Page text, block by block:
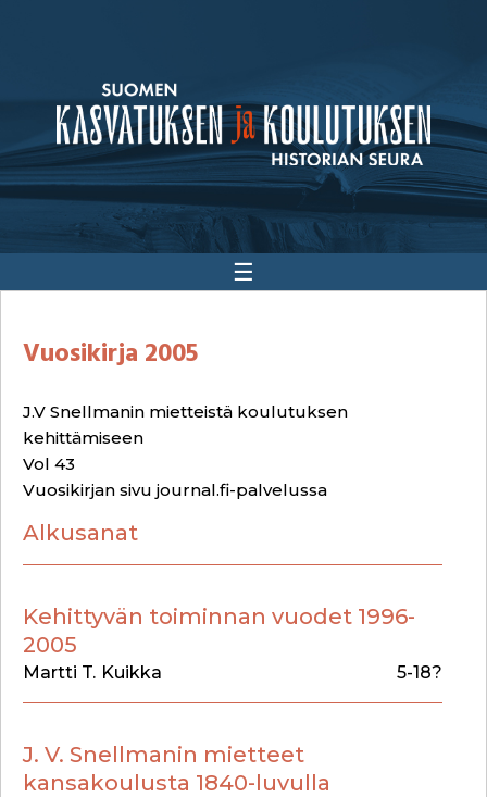
☰
Vuosikirja 2005
J.V Snellmanin mietteistä koulutuksen
kehittämiseen
Vol 43
Vuosikirjan sivu journal.fi-palvelussa
Alkusanat
Kehittyvän toiminnan vuodet 1996-
2005
Martti T. Kuikka 5-18?
J. V. Snellmanin mietteet
kansakoulusta 1840-luvulla